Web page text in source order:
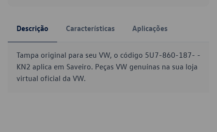
Descrição Características Aplicações
Tampa original para seu VW, o código 5U7-860-187- -
KN2 aplica em Saveiro. Peças VW genuínas na sua loja
virtual oficial da VW.